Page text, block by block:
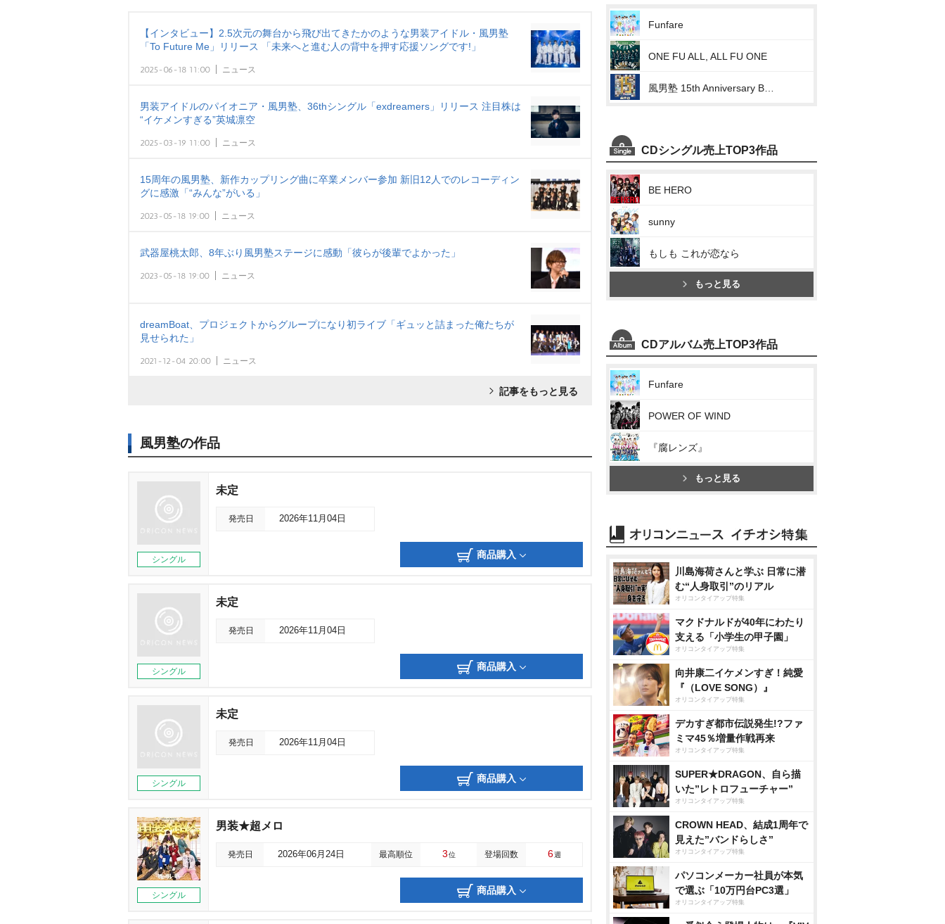
e
【インタビュー】2.5次元の舞台から飛び出てきたかのような男装アイドル・風男塾
「To Future Me」リリース 「未来へと進む人の背中を押す応援ソングです!」
2025-06-18 11:00 ニュース
男装アイドルのパイオニア・風男塾、36thシングル「exdreamers」リリース 注目株は
“イケメンすぎる”英城凛空
2025-03-19 11:00 ニュース
15周年の風男塾、新作カップリング曲に卒業メンバー参加 新旧12人でのレコーディン
グに感激「“みんな”がいる」
2023-05-18 19:00 ニュース
武器屋桃太郎、8年ぶり風男塾ステージに感動「彼らが後輩でよかった」
2023-05-18 19:00 ニュース
dreamBoat、プロジェクトからグループになり初ライブ「ギュッと詰まった俺たちが
見せられた」
2021-12-04 20:00 ニュース
記事をもっと見る
風男塾の作品
シングル
未定
発売日 2026年11月04日
商品購入
シングル
未定
発売日 2026年11月04日
商品購入
シングル
未定
発売日 2026年11月04日
商品購入
シングル
男装★超メロ
発売日 2026年06月24日 最高順位 3位 登場回数 6週
商品購入
Funfare
ONE FU ALL, ALL FU ONE
CDシングル売上TOP3作品
BE HERO
sunny
もしも これが恋なら
もっと見る
CDアルバム売上TOP3作品
Funfare
POWER OF WIND
『腐レンズ』
もっと見る
川島海荷さんと学ぶ 日常に潜
む“人身取引”のリアル
オリコンタイアップ特集
マクドナルドが40年にわたり
支える「小学生の甲子園」
オリコンタイアップ特集
向井康二イケメンすぎ！純愛
『（LOVE SONG）』
オリコンタイアップ特集
デカすぎ都市伝説発生!?ファ
ミマ45％増量作戦再来
オリコンタイアップ特集
SUPER★DRAGON、自ら描
いた”レトロフューチャー”
オリコンタイアップ特集
CROWN HEAD、結成1周年で
見えた”バンドらしさ”
オリコンタイアップ特集
パソコンメーカー社員が本気
で選ぶ「10万円台PC3選」
オリコンタイアップ特集